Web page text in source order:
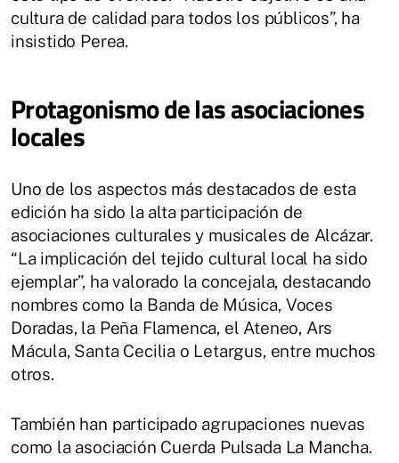
cultura de calidad para todos los públicos”, ha
insistido Perea.
Protagonismo de las asociaciones
locales
Uno de los aspectos más destacados de esta
edición ha sido la alta participación de
asociaciones culturales y musicales de Alcázar.
“La implicación del tejido cultural local ha sido
ejemplar”, ha valorado la concejala, destacando
nombres como la Banda de Música, Voces
Doradas, la Peña Flamenca, el Ateneo, Ars
Mácula, Santa Cecilia o Letargus, entre muchos
otros.
También han participado agrupaciones nuevas
como la asociación Cuerda Pulsada La Mancha.